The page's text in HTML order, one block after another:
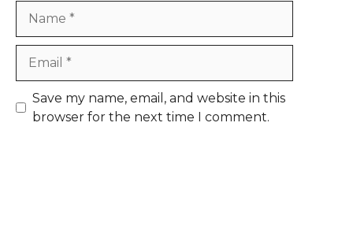
Save my name, email, and website in this
browser for the next time I comment.